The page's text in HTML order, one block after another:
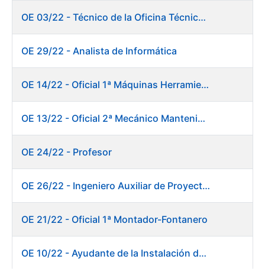
OE 03/22 - Técnico de la Oficina Técnica de Producto (Fábrica de Papel)
OE 29/22 - Analista de Informática
OE 14/22 - Oficial 1ª Máquinas Herramientas y Control Numérico
OE 13/22 - Oficial 2ª Mecánico Mantenimiento Central
OE 24/22 - Profesor
OE 26/22 - Ingeniero Auxiliar de Proyectos
OE 21/22 - Oficial 1ª Montador-Fontanero
OE 10/22 - Ayudante de la Instalación de Preparación de Pastas